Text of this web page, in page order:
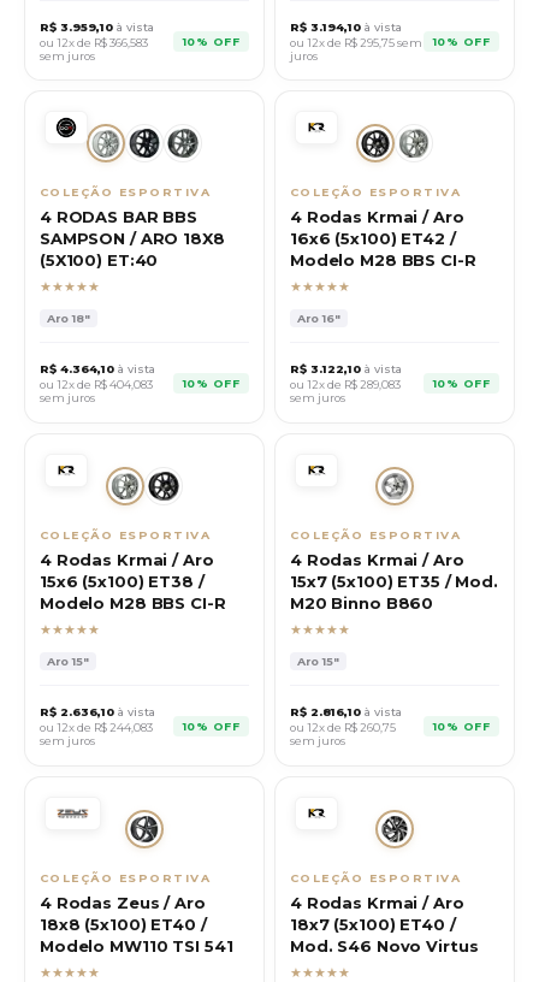
R$ 3.959,10 à vista
ou 12x de R$366,583
sem juros
10% OFF
R$ 3.194,10 à vista
ou 12x de R$ 295,75sem
juros
10% OFF
COLEÇÃO ESPORTIVA
4 RODAS BAR BBS
SAMPSON / ARO 18X8
(5X100) ET:40
★★★★★
Aro18"
R$ 4.364,10 à vista
ou 12x de R$404,083
sem juros
10% OFF
COLEÇÃO ESPORTIVA
4 Rodas Krmai / Aro
16x6 (5x100) ET42 /
Modelo M28 BBS CI-R
★★★★★
Aro16"
R$ 3.122,10 à vista
ou 12x de R$289,083
sem juros
10% OFF
COLEÇÃO ESPORTIVA
4 Rodas Krmai / Aro
15x6 (5x100) ET38 /
Modelo M28 BBS CI-R
★★★★★
Aro15"
R$ 2.636,10 à vista
ou 12x de R$ 244,083
sem juros
10% OFF
COLEÇÃO ESPORTIVA
4 Rodas Krmai / Aro
15x7 (5x100) ET35 / Mod.
M20 Binno B860
★★★★★
Aro15"
R$ 2.816,10 à vista
ou 12x de R$ 260,75
sem juros
10% OFF
COLEÇÃO ESPORTIVA
4 Rodas Zeus / Aro
18x8 (5x100) ET40 /
Modelo MW110 TSI 541
★★★★★
COLEÇÃO ESPORTIVA
4 Rodas Krmai / Aro
18x7 (5x100) ET40 /
Mod. S46 Novo Virtus
★★★★★